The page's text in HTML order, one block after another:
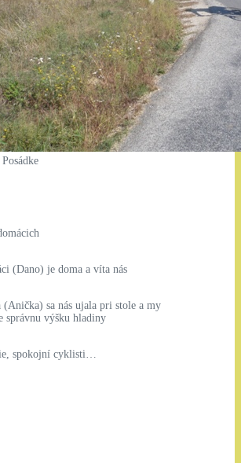
(Dano) je doma a víta nás
(Anička) sa nás ujala pri stole a my
správnu výšku hladiny
spokojní cyklisti…